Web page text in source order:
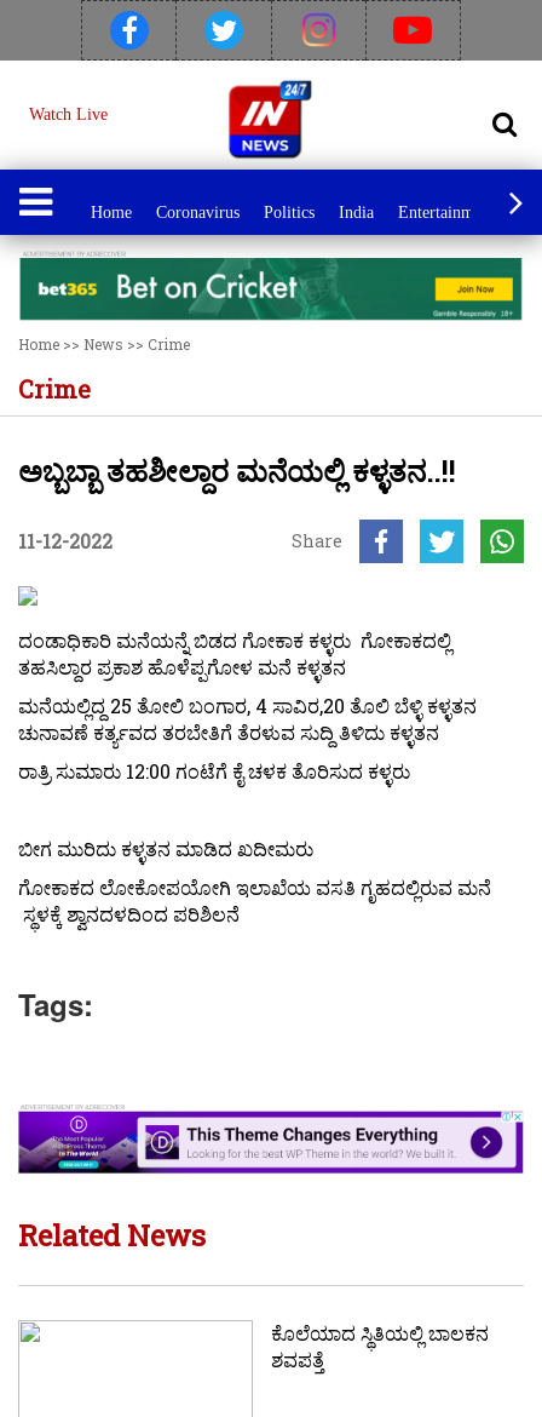
Watch Live
Home Coronavirus Politics India Entertainment
Home >> News >> Crime
Crime
ಅಬ್ಬಬ್ಬಾ ತಹಶೀಲ್ದಾರ ಮನೆಯಲ್ಲಿ ಕಳ್ಳತನ..!!
11-12-2022 Share
ದಂಡಾಧಿಕಾರಿ ಮನೆಯನ್ನೆ ಬಿಡದ ಗೋಕಾಕ‌ ಕಳ್ಳರು ಗೋಕಾಕದಲ್ಲಿ
ತಹಸಿಲ್ದಾರ ಪ್ರಕಾಶ ಹೊಳೆಪ್ಪಗೋಳ ಮನೆ ಕಳ್ಳತನ
ಮನೆಯಲ್ಲಿದ್ದ 25 ತೋಲಿ ಬಂಗಾರ, 4 ಸಾವಿರ,20 ತೊಲಿ ಬೆಳ್ಳಿ ಕಳ್ಳತನ
ಚುನಾವಣೆ ಕರ್ತ್ಯವದ ತರಬೇತಿಗೆ ತೆರಳುವ ಸುದ್ದಿ ತಿಳಿದು ಕಳ್ಳತನ
ರಾತ್ರಿ ಸುಮಾರು 12:00 ಗಂಟೆಗೆ ಕೈ ಚಳಕ ತೊರಿಸುದ ಕಳ್ಳರು
ಬೀಗ ಮುರಿದು ಕಳ್ಳತನ ಮಾಡಿದ ಖದೀಮರು
ಗೋಕಾಕದ ಲೋಕೋಪಯೋಗಿ ಇಲಾಖೆಯ ವಸತಿ ಗೃಹದಲ್ಲಿರುವ ಮನೆ
ಸ್ಥಳಕ್ಕೆ ಶ್ವಾನದಳದಿಂದ ಪರಿಶಿಲನೆ
Tags:
Related News
ಕೊಲೆಯಾದ ಸ್ಥಿತಿಯಲ್ಲಿ‌ ಬಾಲಕನ
ಶವಪತ್ತೆ